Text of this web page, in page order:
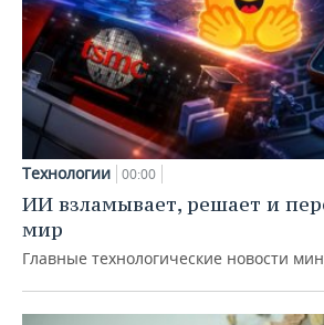
Технологии 00:00
ИИ взламывает, решает и
мир
Главные технологические новости